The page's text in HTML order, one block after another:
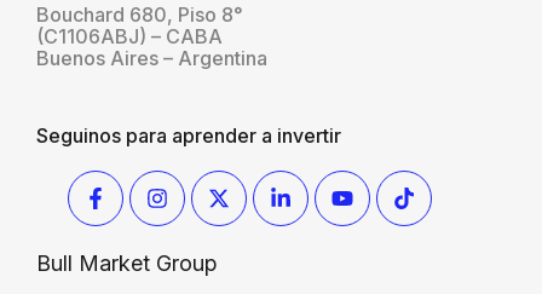
Bouchard 680, Piso 8°
(C1106ABJ) – CABA
Buenos Aires – Argentina
Seguinos para aprender a invertir
Bull Market Group